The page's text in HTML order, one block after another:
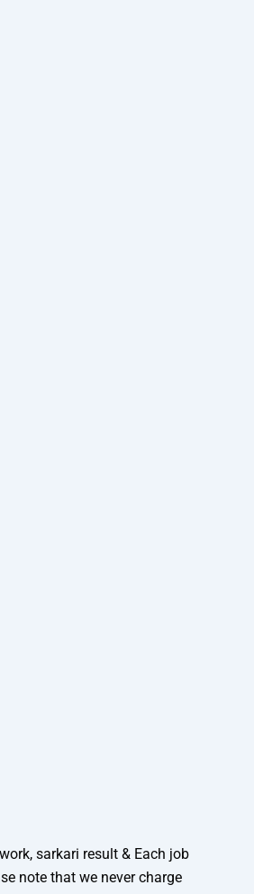
sarkari result & Each job
note that we never charge